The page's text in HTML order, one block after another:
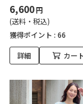
6,600円
(送料・税込)
獲得ポイント : 66
詳細 カー